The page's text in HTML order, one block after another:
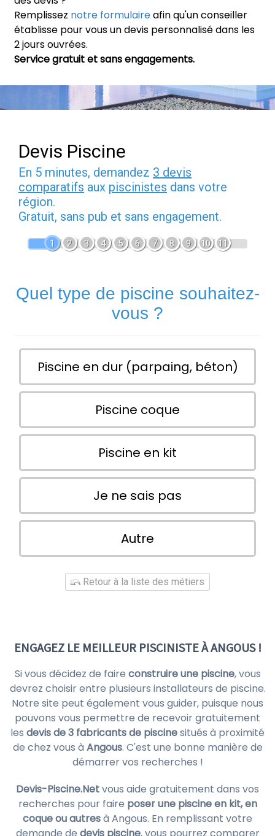
Remplissez notre formulaireafin qu'un conseiller
établisse pour vous un devis personnalisé dans les
2 jours ouvrées.
Service gratuit et sans engagements.
Devis Piscine
En 5 minutes, demandez 3 devis
comparatifs aux piscinistes dans votre
région.
Gratuit, sans pub et sans engagement.
1 2 3 4 5 6 7 8 9 10 11
Quel type de piscine souhaitez-
vous ?
Piscine en dur (parpaing, béton)
Piscine coque
Piscine en kit
Je ne sais pas
Autre
Retour à la liste des métiers
ENGAGEZ LE MEILLEUR PISCINISTE À ANGOUS !
Si vous décidez de faire construire une piscine, vous
devrez choisir entre plusieurs installateurs de piscine.
Notre site peut également vous guider, puisque nous
pouvons vous permettre de recevoir gratuitement
les devis de 3 fabricants de piscinesitués à proximité
de chez vous à Angous. C'est une bonne manière de
démarrer vos recherches !
Devis-Piscine.Netvous aide gratuitement dans vos
recherches pour faire poser une piscine en kit, en
coque ou autresà Angous. En remplissant votre